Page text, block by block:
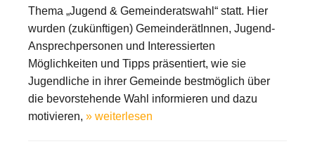
Thema „Jugend & Gemeinderatswahl“ statt. Hier
wurden (zukünftigen) GemeinderätInnen, Jugend-
Ansprechpersonen und Interessierten
Möglichkeiten und Tipps präsentiert, wie sie
Jugendliche in ihrer Gemeinde bestmöglich über
die bevorstehende Wahl informieren und dazu
motivieren, » weiterlesen